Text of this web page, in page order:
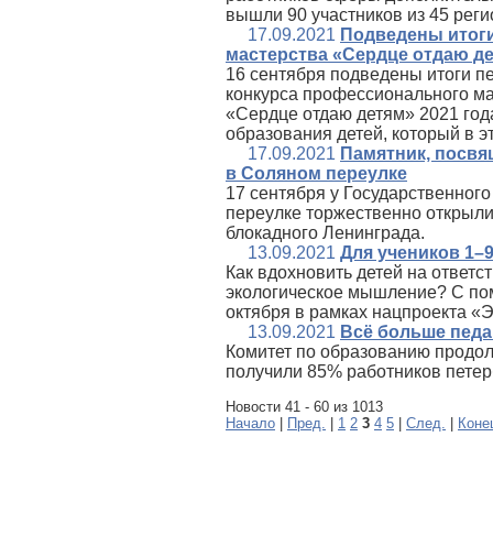
вышли 90 участников из 45
17.09.2021 Подведены
мастерства «Сердце отдаю
16 сентября подведены итоги
конкурса профессионального
«Сердце отдаю детям» 2021
образования детей, который в
17.09.2021 Памятник,
в Соляном переулке
17 сентября у
переулке торжественно
блокадного Ленинграда.
13.09.2021 Для учеников
Как вдохновить детей на
экологическое мышление? С
октября в рамках нацпроекта
13.09.2021 Всё больше
Комитет по образованию
получили 85% работников
Новости 41 - 60 из 1013
Начало
Пред. 1 2 3 4 5 След.